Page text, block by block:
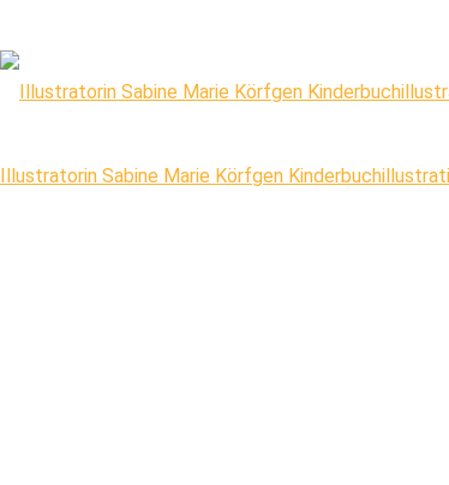
Illustratorin Sabine Marie Körfgen